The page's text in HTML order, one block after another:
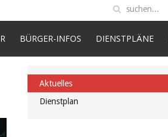
BÜRGER-INFOS DIENSTPLÄNE
Aktuelles
Dienstplan